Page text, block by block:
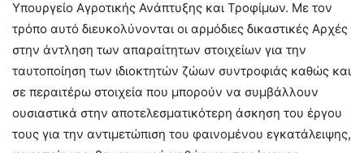
Υπουργείο Αγροτικής Ανάπτυξης και Τροφίμων. Με τον
τρόπο αυτό διευκολύνονται οι αρμόδιες δικαστικές Αρχές
στην άντληση των απαραίτητων στοιχείων για την
ταυτοποίηση των ιδιοκτητών ζώων συντροφιάς καθώς και
σε περαιτέρω στοιχεία που μπορούν να συμβάλλουν
ουσιαστικά στην αποτελεσματικότερη άσκηση του έργου
τους για την αντιμετώπιση του φαινομένου εγκατάλειψης,